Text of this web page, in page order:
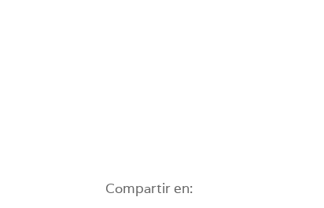
Compartir en: